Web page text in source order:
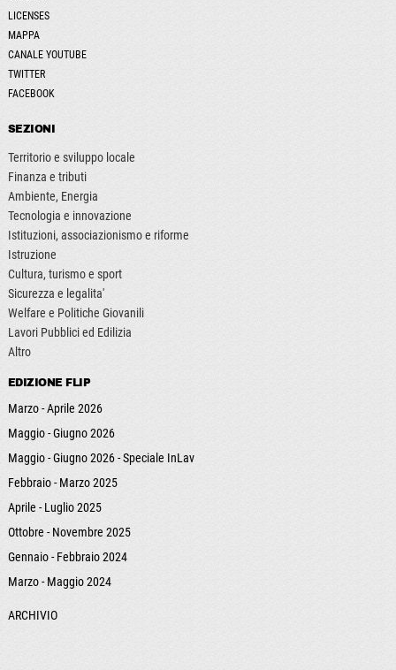
LICENSES
MAPPA
CANALE YOUTUBE
TWITTER
FACEBOOK
SEZIONI
Territorio e sviluppo locale
Finanza e tributi
Ambiente, Energia
Tecnologia e innovazione
Istituzioni, associazionismo e riforme
Istruzione
Cultura, turismo e sport
Sicurezza e legalita'
Welfare e Politiche Giovanili
Lavori Pubblici ed Edilizia
Altro
EDIZIONE FLIP
Marzo - Aprile 2026
Maggio - Giugno 2026
Maggio - Giugno 2026 - Speciale InLav
Febbraio - Marzo 2025
Aprile - Luglio 2025
Ottobre - Novembre 2025
Gennaio - Febbraio 2024
Marzo - Maggio 2024
ARCHIVIO